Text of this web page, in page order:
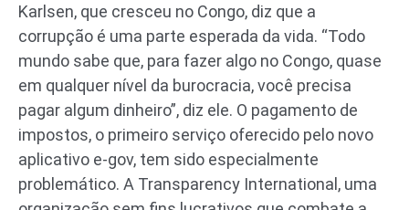
Karlsen, que cresceu no Congo, diz que a
corrupção é uma parte esperada da vida. “Todo
mundo sabe que, para fazer algo no Congo, quase
em qualquer nível da burocracia, você precisa
pagar algum dinheiro”, diz ele. O pagamento de
impostos, o primeiro serviço oferecido pelo novo
aplicativo e-gov, tem sido especialmente
problemático. A Transparency International, uma